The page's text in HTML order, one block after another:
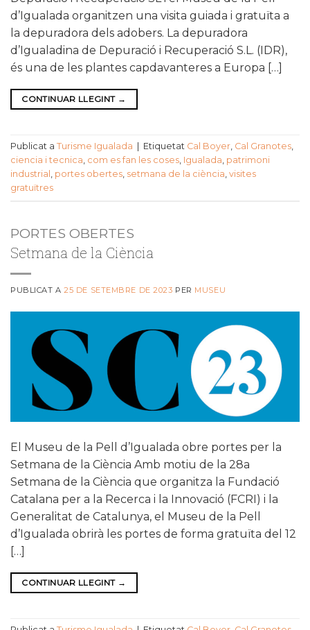
d’Igualada organitzen una visita guiada i gratuïta a
la depuradora dels adobers. La depuradora
d’Igualadina de Depuració i Recuperació S.L. (IDR),
és una de les plantes capdavanteres a Europa […]
CONTINUAR LLEGINT →
Publicat a Turisme Igualada Etiquetat Cal Boyer, Cal Granotes,
ciencia i tecnica, com es fan les coses, Igualada, patrimoni
industrial , portes obertes, setmana de la ciència, visites
gratuïtres
PORTES OBERTES
Setmana de la Ciència
PUBLICAT A25 DE SETEMBRE DE 2023 PER MUSEU
El Museu de la Pell d’Igualada obre portes per la
Setmana de la Ciència Amb motiu de la 28a
Setmana de la Ciència que organitza la Fundació
Catalana per a la Recerca i la Innovació (FCRI) i la
Generalitat de Catalunya, el Museu de la Pell
d’Igualada obrirà les portes de forma gratuïta del 12
[…]
CONTINUAR LLEGINT →